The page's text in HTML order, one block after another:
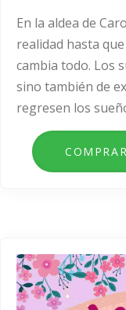
En la aldea de
realidad hasta
cambia todo. Los
sino también de
regresen los